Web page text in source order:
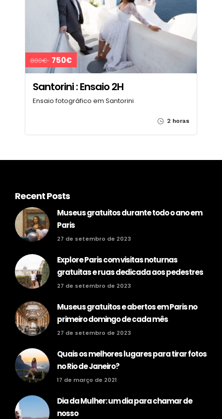
800€ 750€
Santorini : Ensaio 2H
Ensaio fotográfico em Santorini
2 horas
Recent Posts
Museus gratuitos durante todo o ano em
Paris
27 de setembro de 2023
Explore Paris com visitas noturnas
gratuitas e ruas dedicada aos pedestres
27 de setembro de 2023
Museus gratuitos e abertos em Paris no
primeiro domingo de cada mês
27 de setembro de 2023
Quais os melhores lugares para tirar fotos
no Rio de Janeiro?
17 de março de 2021
Dia da Mulher: um dia para chamar de
nosso